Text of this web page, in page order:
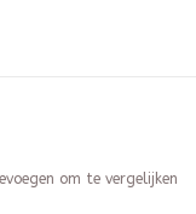
om te vergelijken